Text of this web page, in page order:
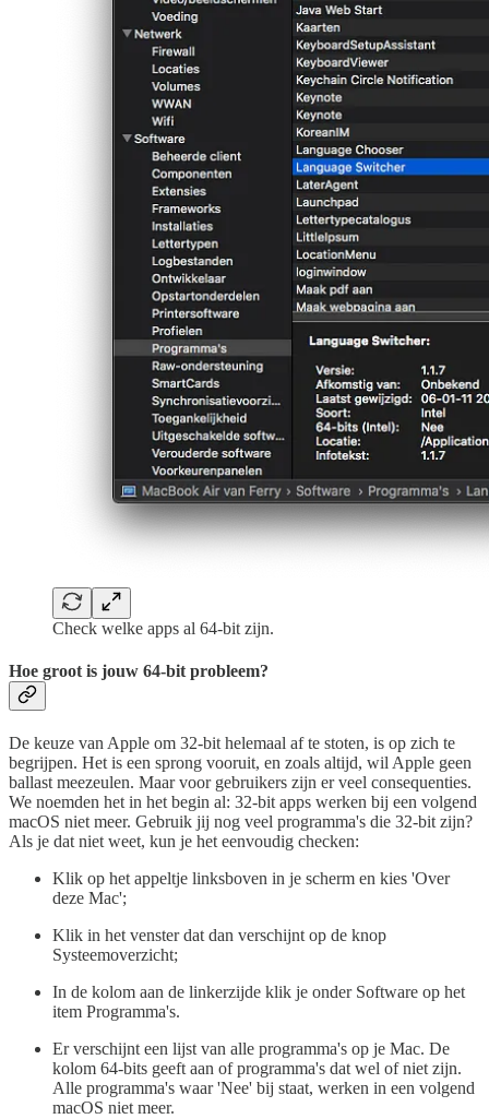
Check welke apps al 64-bit zijn.
Hoe groot is jouw 64-bit probleem?
De keuze van Apple om 32-bit helemaal af te stoten, is op zich te
begrijpen. Het is een sprong vooruit, en zoals altijd, wil Apple geen
ballast meezeulen. Maar voor gebruikers zijn er veel consequenties.
We noemden het in het begin al: 32-bit apps werken bij een volgend
macOS niet meer. Gebruik jij nog veel programma's die 32-bit zijn?
Als je dat niet weet, kun je het eenvoudig checken:
Klik op het appeltje linksboven in je scherm en kies 'Over
deze Mac';
Klik in het venster dat dan verschijnt op de knop
Systeemoverzicht;
In de kolom aan de linkerzijde klik je onder Software op het
item Programma's.
Er verschijnt een lijst van alle programma's op je Mac. De
kolom 64-bits geeft aan of programma's dat wel of niet zijn.
Alle programma's waar 'Nee' bij staat, werken in een volgend
macOS niet meer.